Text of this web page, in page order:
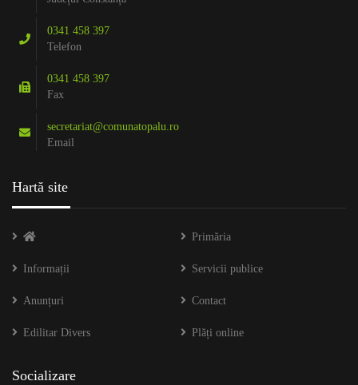
0341 458 397
Telefon
0341 458 397
Fax
secretariat@comunatopalu.ro
Email
Hartă site
Primăria
Informații Servicii publice
Anunțuri Contact
Edilitar Divers Plăți online
Socializare